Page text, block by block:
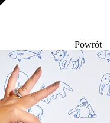
Powrót